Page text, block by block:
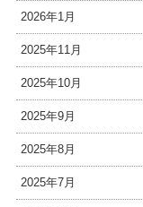
2026年1月
2025年11月
2025年10月
2025年9月
2025年8月
2025年7月